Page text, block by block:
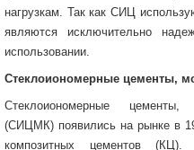
нагрузкам. Так как СИЦ
являются исключительно
использовании.
Стеклоиономерные цементы,
Стеклоиономерные цементы,
(СИЦМК) появились на рынке в
композитных цементов